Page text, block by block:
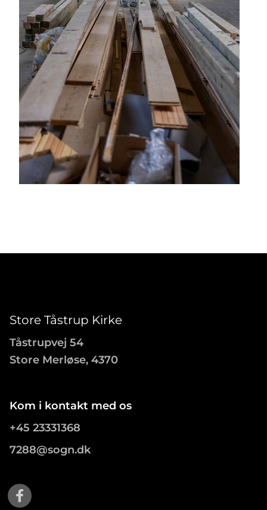
Store Tåstrup Kirke
Tåstrupvej 54
Store Merløse, 4370
Kom i kontakt med os
+45 23331368
7288@sogn.dk